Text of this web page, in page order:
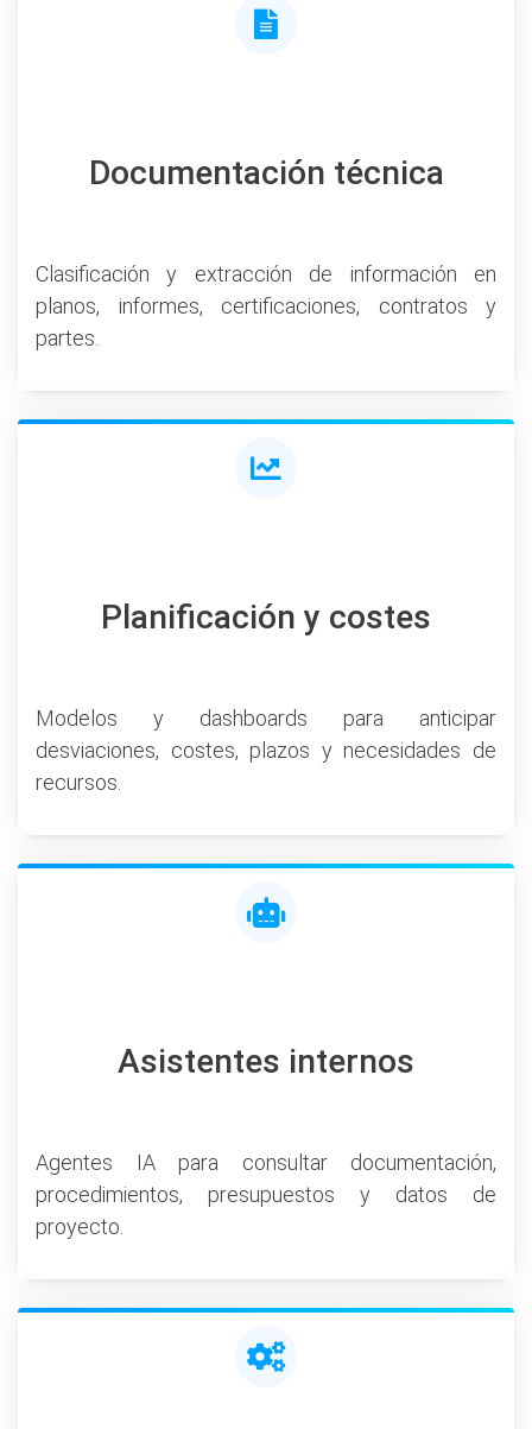
Documentación técnica
Clasificación y extracción de información en
planos, informes, certificaciones, contratos y
partes.
Planificación y costes
Modelos y dashboards para anticipar
desviaciones, costes, plazos y necesidades de
recursos.
Asistentes internos
Agentes IA para consultar documentación,
procedimientos, presupuestos y datos de
proyecto.